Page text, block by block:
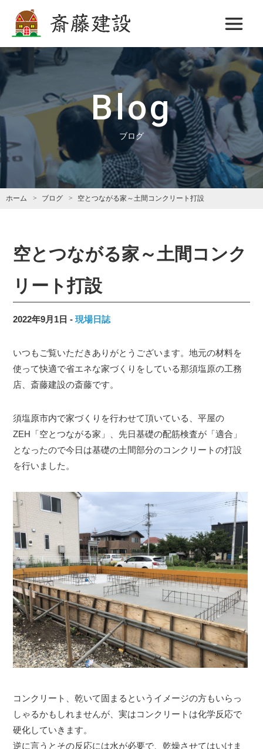
斎藤建設
Blog
ブログ
ホーム ブログ 空とつながる家～土間コンクリート打設
空とつながる家～土間コンク
リート打設
2022年9月1日 現場日誌
いつもご覧いただきありがとうございます。地元の材料を
使って快適で省エネな家づくりをしている那須塩原の工務
店、斎藤建設の斎藤です。
須塩原市内で家づくりを行わせて頂いている、平屋の
ZEH「空とつながる家」、先日基礎の配筋検査が「適合」
となったので今日は基礎の土間部分のコンクリートの打設
を行いました。
コンクリート、乾いて固まるというイメージの方もいらっ
しゃるかもしれませんが、実はコンクリートは化学反応で
硬化していきます。
逆に言うとその反応には水が必要で、乾燥させてはいけま